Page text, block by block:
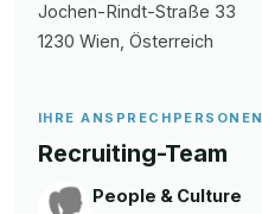
Jochen-Rindt-Straße 33
1230 Wien , Österreich
IHRE ANSPRECHPERSONEN
Recruiting-Team
People & Culture